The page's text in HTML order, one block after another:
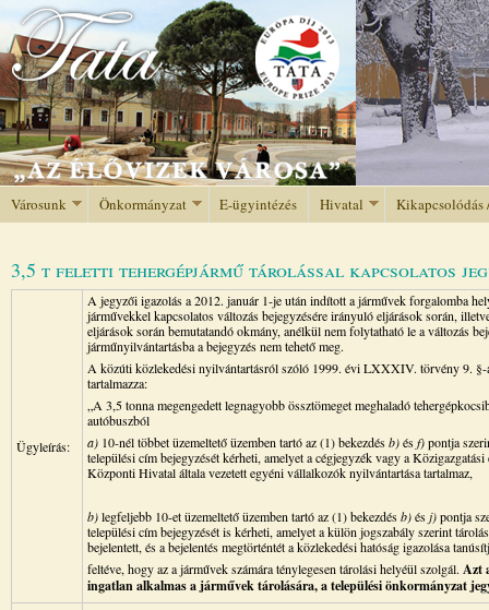
Jump to navigation
Városunk Önkormányzat E-ügyintézés Hivatal Kikapcsolódás
3,5 t feletti tehergépjármű tárolással kapcsolatos
Ügyleírás:
A jegyzői igazolás a 2012. január 1-je után indított a járművek forgalomba
járművekkel kapcsolatos változás bejegyzésére irányuló eljárások során,
eljárások során bemutatandó okmány, anélkül nem folytatható le a változás
járműnyilvántartásba a bejegyzés nem tehető meg.
A közúti közlekedési nyilvántartásról szóló 1999. évi LXXXIV. törvény 9. §-
tartalmazza:
„A 3,5 tonna megengedett legnagyobb össztömeget meghaladó
autóbuszból
a) 10-nél többet üzemeltető üzemben tartó az (1) bekezdésb)ésf)pontja
települési cím bejegyzését kérheti, amelyet a cégjegyzék vagy a
Központi Hivatal általa vezetett egyéni vállalkozók nyilvántartása tartalmaz,
b)legfeljebb 10-et üzemeltető üzemben tartó az (1) bekezdésb)és j)pontja
települési cím bejegyzését is kérheti, amelyet a külön jogszabály szerint
bejelentett, és a bejelentés megtörténtét a közlekedési hatóság igazolása
feltéve, hogy az a járművek számára ténylegesen tárolási helyéül szolgál. Azt
ingatlan alkalmas a járművek tárolására, a települési önkormányzat